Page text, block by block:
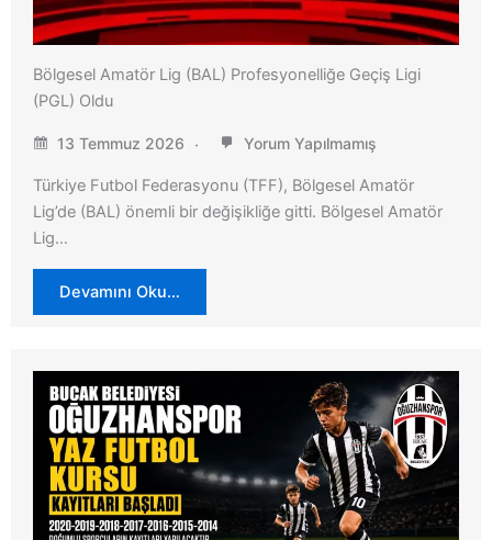
Bölgesel Amatör Lig (BAL) Profesyonelliğe Geçiş Ligi
(PGL) Oldu
13 Temmuz 2026 Yorum Yapılmamış
Türkiye Futbol Federasyonu (TFF), Bölgesel Amatör
Lig’de (BAL) önemli bir değişikliğe gitti. Bölgesel Amatör
Lig…
Devamını Oku…